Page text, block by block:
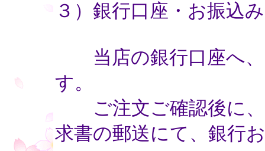
３）銀行口座・お振込
当店の銀行口座へ、
す。
ご注文ご確認後に、
求書の郵送にて、銀行